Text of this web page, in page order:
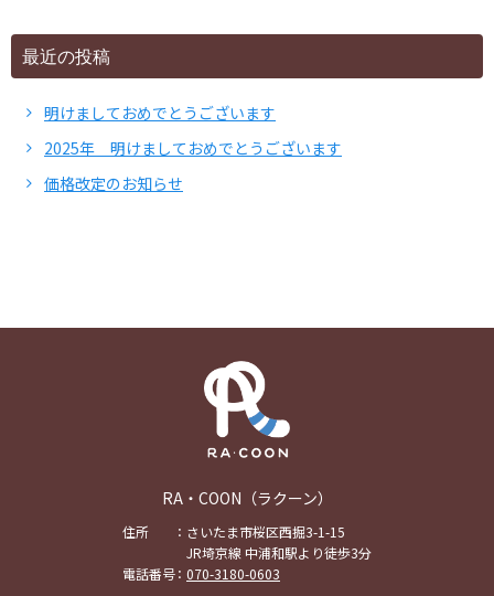
最近の投稿
明けましておめでとうございます
2025年 明けましておめでとうございます
価格改定のお知らせ
RA・COON（ラクーン）
住所
さいたま市桜区西掘3-1-15
JR埼京線 中浦和駅より徒歩3分
電話番号 070-3180-0603